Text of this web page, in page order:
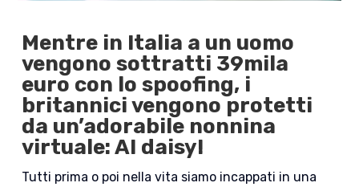
Mentre in Italia a un uomo
vengono sottratti 39mila
euro con lo spoofing, i
britannici vengono protetti
da un’adorabile nonnina
virtuale: AI daisy!
Tutti prima o poi nella vita siamo incappati in una